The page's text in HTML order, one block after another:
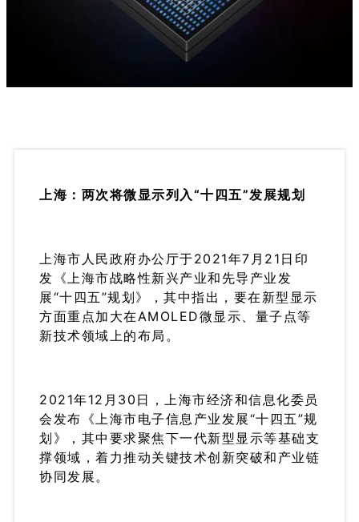
上海：两次将微显示列入“十四五”发展规划
上海市人民政府办公厅于2021年7月21日印
发《上海市战略性新兴产业和先导产业发
展“十四五”规划》，其中指出，要在新型显示
方面重点加大在AMOLED微显示、量子点等
新技术领域上的布局。
2021年12月30日，上海市经济和信息化委员
会发布《上海市电子信息产业发展“十四五”规
划》，其中要求聚焦下一代新型显示等基础支
撑领域，着力推动关键技术创新突破和产业链
协同发展。